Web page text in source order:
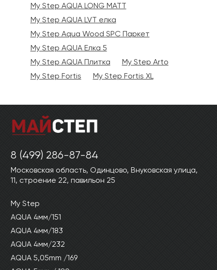
My Step AQUA LONG MATT
My Step AQUA LVT елка
My Step Aqua Wood SPC Паркет
My Step AQUA Елка 5
My Step AQUA Плитка
My Step Arto
My Step Fortis
My Step Fortis XL
8 (499) 286-87-84
Московская область, Одинцово, Внуковская улица,
11, строение 22, павильон 25
My Step
AQUA 4мм/151
AQUA 4мм/183
AQUA 4мм/232
AQUA 5,05mm /169